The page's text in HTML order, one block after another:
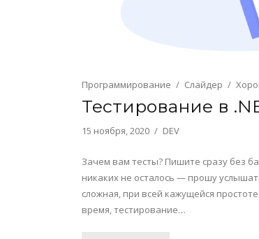
Программирование Слайдер
Тестирование в
15 ноября, 2020 DEV
Зачем вам тесты? Пишите сразу без
никаких не осталось — прошу
сложная, при всей кажущейся
время, тестирование…